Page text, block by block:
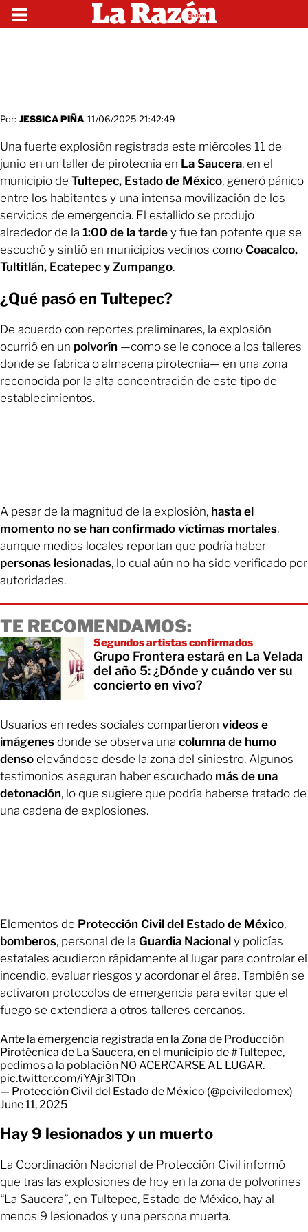
Por: JESSICA PIÑA 11/06/2025 21:42:49
Una fuerte explosión registrada este miércoles 11 de
junio en un taller de pirotecnia en La Saucera, en el
municipio de Tultepec, Estado de México, generó pánico
entre los habitantes y una intensa movilización de los
servicios de emergencia. El estallido se produjo
alrededor de la 1:00 de la tarde y fue tan potente que se
escuchó y sintió en municipios vecinos como Coacalco,
Tultitlán, Ecatepec y Zumpango.
¿Qué pasó en Tultepec?
De acuerdo con reportes preliminares, la explosión
ocurrió en un polvorín —como se le conoce a los talleres
donde se fabrica o almacena pirotecnia— en una zona
reconocida por la alta concentración de este tipo de
establecimientos.
A pesar de la magnitud de la explosión, hasta el
momento no se han confirmado víctimas mortales,
aunque medios locales reportan que podría haber
personas lesionadas, lo cual aún no ha sido verificado por
autoridades.
TE RECOMENDAMOS:
Segundos artistas confirmados
Grupo Frontera estará en La Velada
del año 5: ¿Dónde y cuándo ver su
concierto en vivo?
Usuarios en redes sociales compartieron videos e
imágenes donde se observa una columna de humo
denso elevándose desde la zona del siniestro. Algunos
testimonios aseguran haber escuchado más de una
detonación, lo que sugiere que podría haberse tratado de
una cadena de explosiones.
Elementos de Protección Civil del Estado de México,
bomberos, personal de la Guardia Nacional y policías
estatales acudieron rápidamente al lugar para controlar el
incendio, evaluar riesgos y acordonar el área. También se
activaron protocolos de emergencia para evitar que el
fuego se extendiera a otros talleres cercanos.
Ante la emergencia registrada en la Zona de Producción
Pirotécnica de La Saucera, en el municipio de#Tultepec,
pedimos a la población NO ACERCARSE AL LUGAR.
pic.twitter.com/iYAjr3ITOn
— Protección Civil del Estado de México (@pciviledomex)
June 11, 2025
Hay 9 lesionados y un muerto
La Coordinación Nacional de Protección Civil informó
que tras las explosiones de hoy en la zona de polvorines
“La Saucera”, en Tultepec, Estado de México, hay al
menos 9 lesionados y una persona muerta.